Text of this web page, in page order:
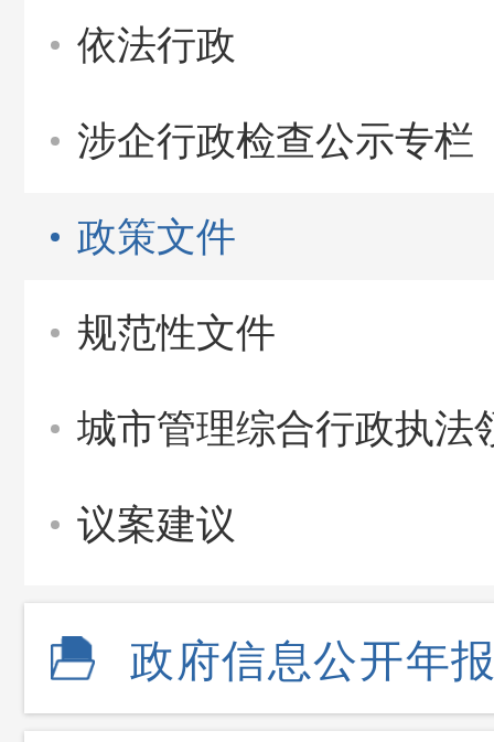
依法行政
涉企行政检查公示专栏
政策文件
规范性文件
城市管理综合行政执法
议案建议
政府信息公开年